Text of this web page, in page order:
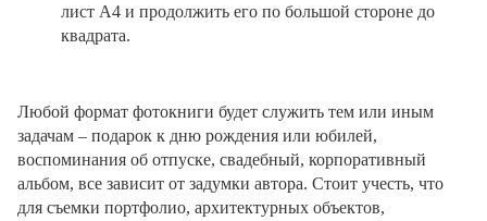
лист А4 и продолжить его по большой стороне до
квадрата.
Любой формат фотокниги будет служить тем или иным
задачам – подарок к дню рождения или юбилей,
воспоминания об отпуске, свадебный, корпоративный
альбом, все зависит от задумки автора. Стоит учесть, что
для съемки портфолио, архитектурных объектов,